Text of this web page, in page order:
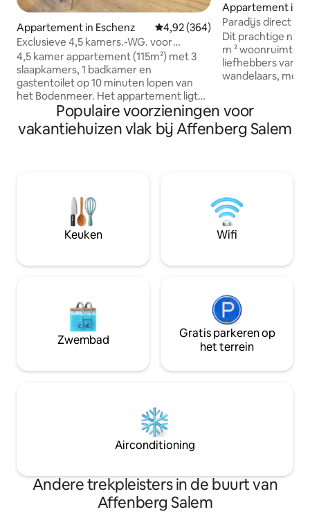
Appartement in Eschenz Gemiddelde beoordeling van
4,92 (364)
Exclusieve 4,5 kamers.-WG. voor
gezinnen en bedrijven
4,5 kamer appartement (115m²) met 3
slaapkamers, 1 badkamer en
gastentoilet op 10 minuten lopen van
het Bodenmeer. Het appartement ligt
direct aan het fietspad van het
Bodenmeer en op ongeveer 15 minuten
lopen van de historische stad Stein am
het Ticiland in Stein am Rhein
beschikbaar voor de kinderen en voor
jong en oud het Conny Land in het
nabijgelegen Lipperswil.
Appartement in
dwigshafen
Paradijs direct
aan het water
Dit prachtige
m ² woonruimte)
liefhebbers van
wandelaars,
Marienschlucht,
Konstanz zijn
gelegen aan het
Wallhausen. Het
comfortabel en
direct aan het
Populaire voorzieningen voor
vakantiehuizen vlak bij Affenberg Salem
Keuken Wifi
Zwembad
Gratis parkeren op
het terrein
Airconditioning
Andere trekpleisters in de buurt van
Affenberg Salem